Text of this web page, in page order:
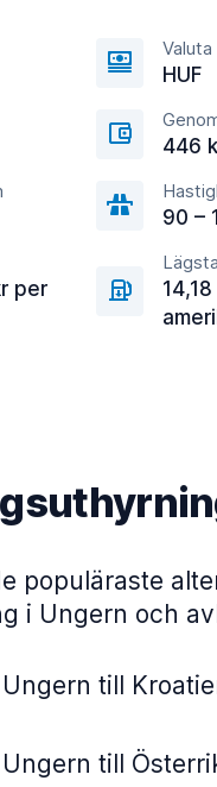
Valuta
HUF
446
90 –
per
populäraste
i Ungern och
Ungern till
Ungern till